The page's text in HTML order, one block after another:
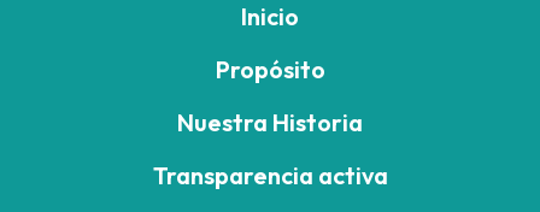
Inicio
Propósito
Nuestra Historia
Transparencia activa